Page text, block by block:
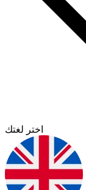
اختر لغتك